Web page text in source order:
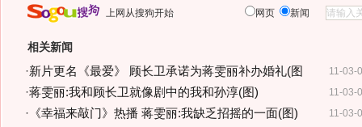
上网从搜狗开始 网页 新闻
相关新闻
11-03-
·新片更名《最爱》 顾长卫承诺为蒋雯丽补办婚礼(图
11-03-
·蒋雯丽:我和顾长卫就像剧中的我和孙淳(图)
11-03-
· 《幸福来敲门》热播 蒋雯丽:我缺乏招摇的一面(图)